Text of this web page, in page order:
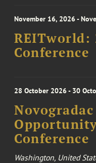
November 16, 2026 -
REITworld:
Conference
28 October 2026 - 30
Conference
Washington, United